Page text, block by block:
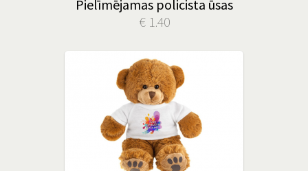
Pielīmējamas policista ūsas
€ 1.40